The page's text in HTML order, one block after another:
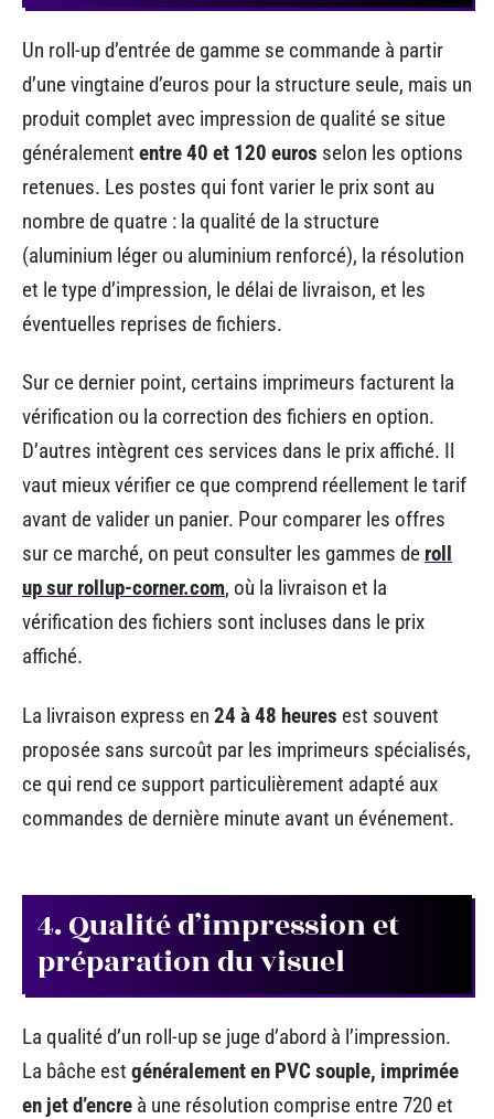
Un roll-up d’entrée de gamme se commande à partir
d’une vingtaine d’euros pour la structure seule, mais un
produit complet avec impression de qualité se situe
généralement entre 40 et 120 euros selon les options
retenues. Les postes qui font varier le prix sont au
nombre de quatre : la qualité de la structure
(aluminium léger ou aluminium renforcé), la résolution
et le type d’impression, le délai de livraison, et les
éventuelles reprises de fichiers.
Sur ce dernier point, certains imprimeurs facturent la
vérification ou la correction des fichiers en option.
D’autres intègrent ces services dans le prix affiché. Il
vaut mieux vérifier ce que comprend réellement le tarif
avant de valider un panier. Pour comparer les offres
sur ce marché, on peut consulter les gammes de roll
up sur rollup-corner.com, où la livraison et la
vérification des fichiers sont incluses dans le prix
affiché.
La livraison express en 24 à 48 heures est souvent
proposée sans surcoût par les imprimeurs spécialisés,
ce qui rend ce support particulièrement adapté aux
commandes de dernière minute avant un événement.
4. Qualité d’impression et
préparation du visuel
La qualité d’un roll-up se juge d’abord à l’impression.
La bâche est généralement en PVC souple, imprimée
en jet d’encre à une résolution comprise entre 720 et